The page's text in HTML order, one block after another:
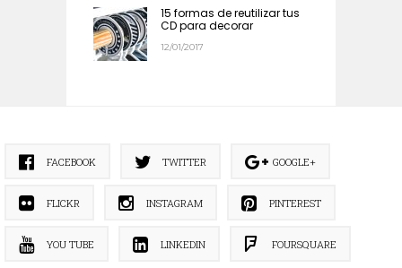
15 formas de reutilizar tus
CD para decorar
12/01/2017
FACEBOOK TWITTER GOOGLE+
FLICKR INSTAGRAM PINTEREST
YOU TUBE LINKEDIN FOURSQUARE